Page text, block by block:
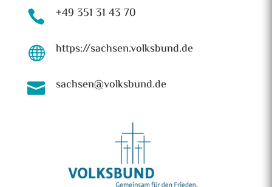
 +49 351 31 43 70
 https://sachsen.volksbund.de
 sachsen@volksbund.de